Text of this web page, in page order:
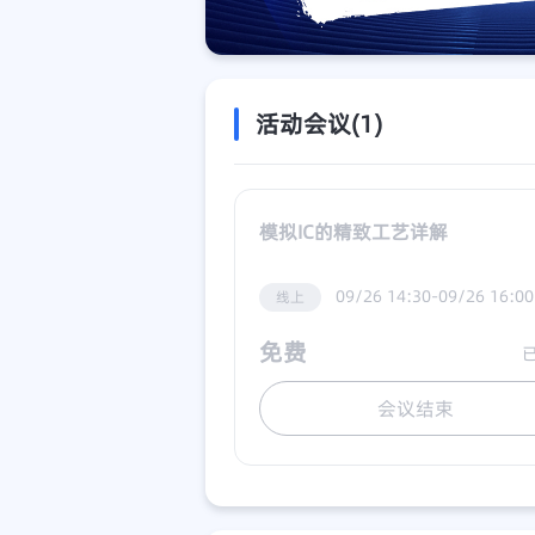
活动会议(1)
模拟IC的精致工艺详解
线上 09/26 14:30-09/26 16:00
免费
会议结束